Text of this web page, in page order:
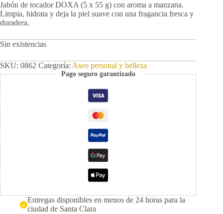
Jabón de tocador DOXA (5 x 55 g) con aroma a manzana.
Limpia, hidrata y deja la piel suave con una fragancia fresca y
duradera.
Sin existencias
SKU: 0862 Categoría: Aseo personal y belleza
Pago seguro garantizado
Entregas disponibles en menos de 24 horas para la
ciudad de Santa Clara